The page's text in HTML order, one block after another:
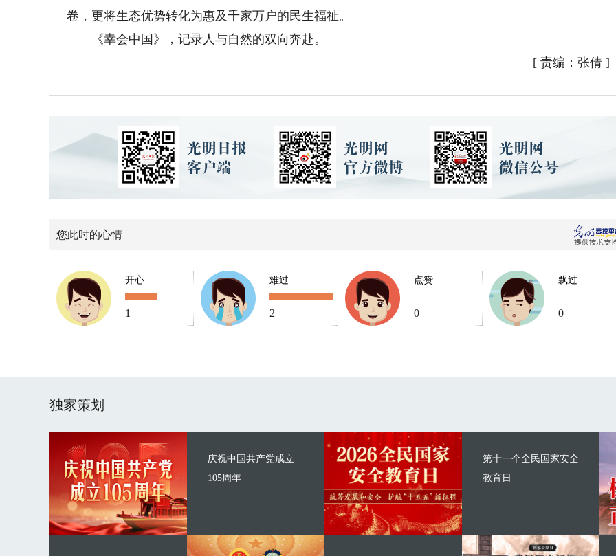
卷，更将生态优势转化为惠及千家万户的民生福祉。
《幸会中国》，记录人与自然的双向奔赴。
[ 责编：张倩 ]
您此时的心情
开心
1
难过
2
点赞
0
飘过
0
独家策划
庆祝中国共产党成立
105周年
第十一个全民国家安全
教育日